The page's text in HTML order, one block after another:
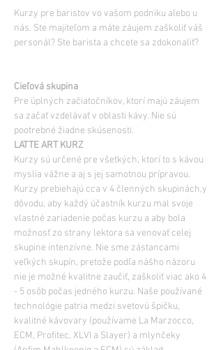
Kurzy pre baristov vo vašom podniku alebo u
nás. Ste majiteľom a máte záujem zaškoliť váš
Pre úplných začiatočníkov, ktorí majú záujem
sa začať vzdelávať v oblasti kávy. Nie sú
pootrebné žiadne skúsenosti.
​LATTE ART KURZ
Kurzy sú určené pre všetkých, ktorí to s kávou
myslia vážne a aj s jej samotnou prípravou.
Kurzy prebiehajú cca v 4 členných skupinách,y
dôvodu, aby každý účastník kurzu mal svoje
vlastné zariadenie počas kurzu a aby bola
možnosť zo strany lektora sa venovať celej
skupine intenzívne. Nie sme zástancami
veľkých skupín, pretože podľa nášho názoru
nie je možné kvalitne zaučiť, zaškoliť viac ako 4
- 5 osôb počas jedného kurzu. Naše používané
technológie patria medzi svetovú špičku,
kvalitné kávovary (používame La Marzocco,
ECM, Profitec, XLVI a Slayer) a mlynčeky